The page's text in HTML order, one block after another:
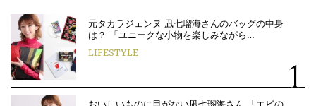
元タカラジェンヌ 凪七瑠海さんのバッグの中身
は？ 「ユニークな小物を楽しみながら…
LIFESTYLE